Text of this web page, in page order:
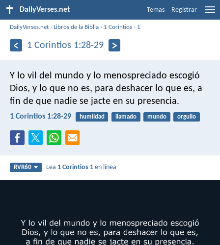
DailyVerses.net Temas Registrar
DailyVerses.net ›Libros de la Biblia › 1 Corintios › 1
1 Corintios 1:28-29
Y lo vil del mundo y lo menospreciado escogió
Dios, y lo que no es, para deshacer lo que es, a
fin de que nadie se jacte en su presencia.
1 Corintios 1:28-29 humildad llamado mundo orgullo
RVR60 Lea 1 Corintios 1 en línea